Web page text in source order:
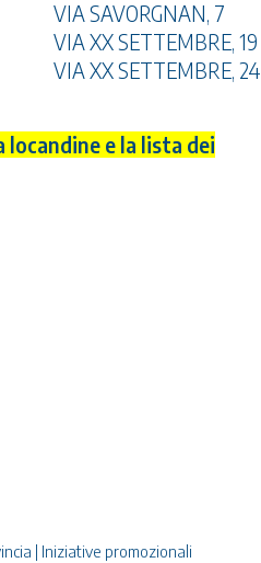
VIA SAVORGNAN, 7
VIA XX SETTEMBRE, 19
VIA XX SETTEMBRE, 24
locandine e la lista dei
| Iniziative promozionali